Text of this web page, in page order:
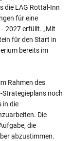
die LAG Rottal-Inn
für eine
2027 erfüllt. „Mit
für den Start in
bereits im
Rahmen des
Strategieplans noch
in die
Die
die
abzustimmen.